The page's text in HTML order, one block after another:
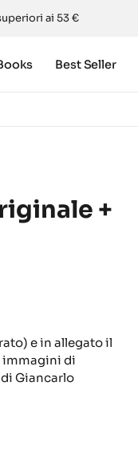
ai 53 €
Best Seller
+
e in allegato il
immagini di
Giancarlo